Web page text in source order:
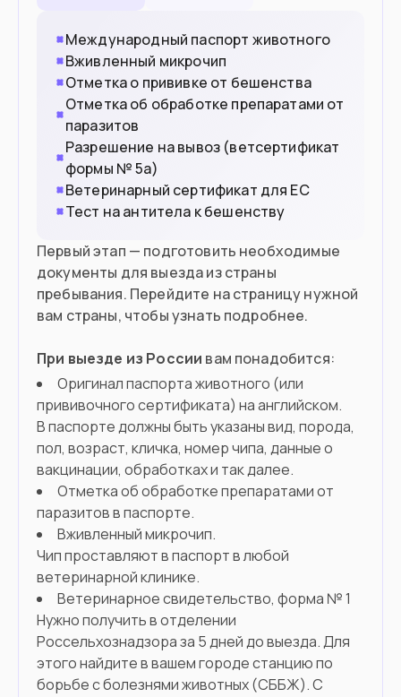
Международный паспорт животного
Вживленный микрочип
Отметка о прививке от бешенства
Отметка об обработке препаратами от
паразитов
Разрешение на вывоз (ветсертификат
формы № 5а)
Ветеринарный сертификат для ЕС
Тест на антитела к бешенству
Первый этап — подготовить необходимые
документы для выезда из страны
пребывания. Перейдите на страницу нужной
вам страны, чтобы узнать подробнее.
При выезде из России вам понадобится:
Оригинал паспорта животного (или
прививочного сертификата) на английском.
В паспорте должны быть указаны вид, порода,
пол, возраст, кличка, номер чипа, данные о
вакцинации, обработках и так далее.
Отметка об обработке препаратами от
паразитов в паспорте.
Вживленный микрочип.
Чип проставляют в паспорт в любой
ветеринарной клинике.
Ветеринарное свидетельство, форма № 1
Нужно получить в отделении
Россельхознадзора за 5 дней до выезда. Для
этого найдите в вашем городе станцию по
борьбе с болезнями животных (СББЖ). С